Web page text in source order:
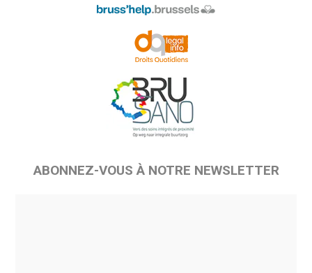
ABONNEZ-VOUS À NOTRE NEWSLETTER